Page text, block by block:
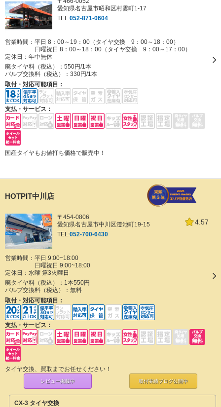
愛知県名古屋市昭和区村雲町1-17
TEL:052-871-0604
営業時間：平日 8：00～19：00（タイヤ交換 9：00～18：00）
日曜祝日 8：00～18：00（タイヤ交換 9：00～17：00）
定休日： 年中無休
廃タイヤ料（税込）： 550円/1本
バルブ交換料（税込）： 330円/1本
取付・対応可能項目：
支払・サービス：
国産タイヤもお値打ち価格で販売中！
HOTPIT中川店
4.57
〒454-0806
愛知県名古屋市中川区澄池町19-15
TEL:052-700-6430
営業時間：平日 9:00~18:00
日曜祝日 9:00~18:00
定休日： 水曜 第3火曜日
廃タイヤ料（税込）： 1本550円
バルブ交換料（税込）： 無料
取付・対応可能項目：
支払・サービス：
タイヤ交換、買取までお任せください！
レビュー掲載中 取付実績ブログ公開中
CX-3 タイヤ交換